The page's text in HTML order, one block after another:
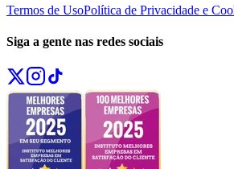
Termos de UsoPolítica de Privacidade e
Siga a gente nas redes sociais